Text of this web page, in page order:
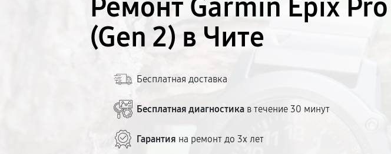
Ремонт Garmin Epix Pro
(Gen 2) в Чите
Бесплатная доставка
Бесплатная диагностика в течение 30 минут
Гарантия на ремонт до 3х лет